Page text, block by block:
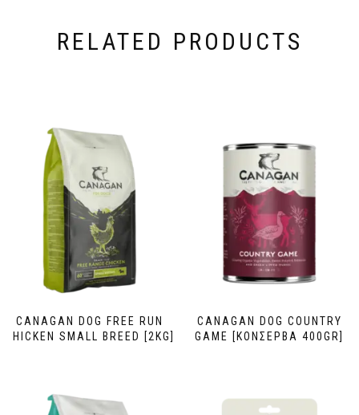
RELATED PRODUCTS
CANAGAN DOG FREE RUN
CHICKEN SMALL BREED [2KG]
CANAGAN DOG COUNTRY
GAME [ΚΟΝΣΕΡΒΑ 400GR]